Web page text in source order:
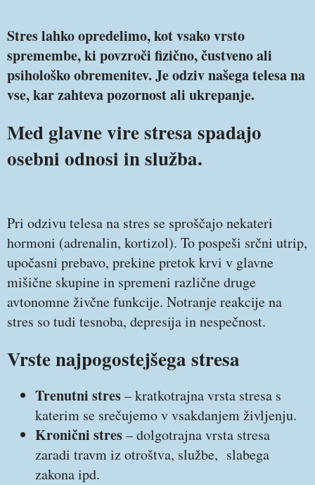
Stres lahko opredelimo, kot vsako vrsto
spremembe, ki povzroči fizično, čustveno ali
psihološko obremenitev. Je odziv našega telesa na
vse, kar zahteva pozornost ali ukrepanje.
Med glavne vire stresa spadajo
osebni odnosi in služba.
Pri odzivu telesa na stres se sproščajo nekateri
hormoni (adrenalin, kortizol). To pospeši srčni utrip,
upočasni prebavo, prekine pretok krvi v glavne
mišične skupine in spremeni različne druge
avtonomne živčne funkcije. Notranje reakcije na
stres so tudi tesnoba, depresija in nespečnost.
Vrste najpogostejšega stresa
Trenutni stres– kratkotrajna vrsta stresa s
katerim se srečujemo v vsakdanjem življenju.
Kronični stres– dolgotrajna vrsta stresa
zaradi travm iz otroštva, službe, slabega
zakona ipd.